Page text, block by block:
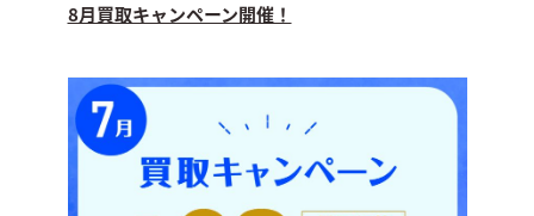
8月買取キャンペーン開催！